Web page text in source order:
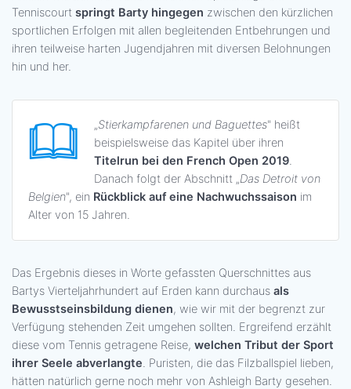
Tenniscourt springt Barty hingegen zwischen den kürzlichen
sportlichen Erfolgen mit allen begleitenden Entbehrungen und
ihren teilweise harten Jugendjahren mit diversen Belohnungen
hin und her.
„Stierkampfarenen und Baguettes" heißt
beispielsweise das Kapitel über ihren
Titelrun bei den French Open 2019.
Danach folgt der Abschnitt „Das Detroit von
Belgien", ein Rückblick auf eine Nachwuchssaison im
Alter von 15 Jahren.
Das Ergebnis dieses in Worte gefassten Querschnittes aus
Bartys Vierteljahrhundert auf Erden kann durchaus als
Bewusstseinsbildung dienen, wie wir mit der begrenzt zur
Verfügung stehenden Zeit umgehen sollten. Ergreifend erzählt
diese vom Tennis getragene Reise, welchen Tribut der Sport
ihrer Seele abverlangte. Puristen, die das Filzballspiel lieben,
hätten natürlich gerne noch mehr von Ashleigh Barty gesehen.